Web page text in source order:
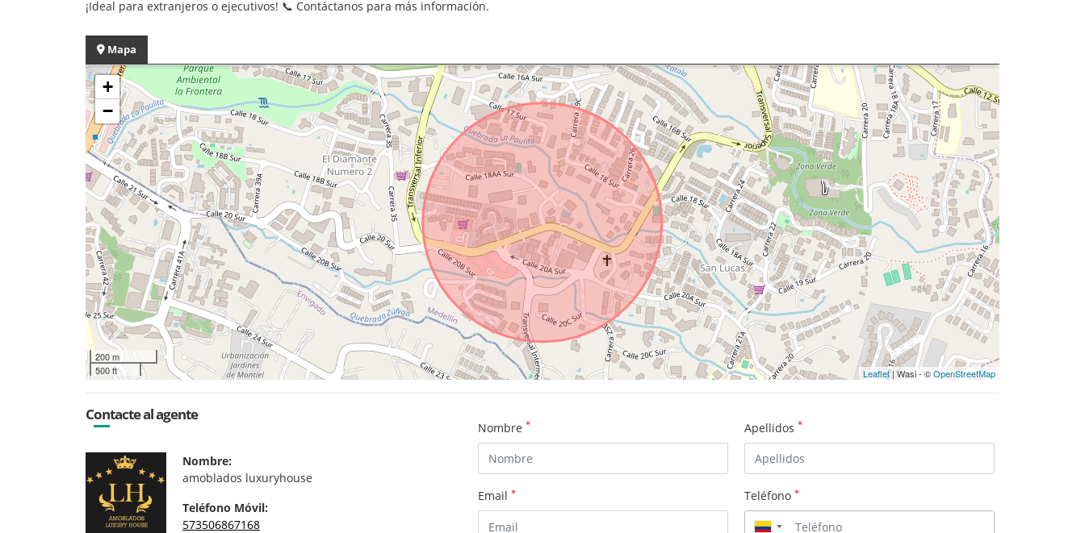
¡Ideal para extranjeros o ejecutivos! 📞 Contáctanos para más información.
Mapa
+
−
200 m
500 ft
Leaflet| Wasi - ©OpenStreetMap
Contacte al agente
Nombre:
amoblados luxuryhouse
Teléfono Móvil:
573506867168
Nombre * Apellidos *
Email * Teléfono *
▼